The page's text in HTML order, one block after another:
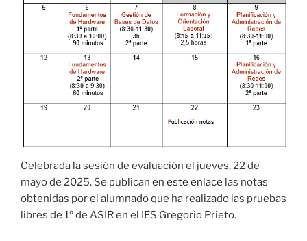
Celebrada la sesión de evaluación el jueves, 22 de
mayo de 2025. Se publican en este enlace las notas
obtenidas por el alumnado que ha realizado las pruebas
libres de 1º de ASIR en el IES Gregorio Prieto.